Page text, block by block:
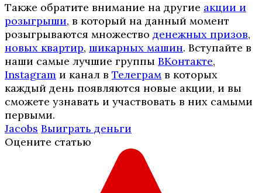
Также обратите внимание на другие акции и
розыгрыши, в который на данный момент
розыгрываются множество денежных призов,
новых квартир, шикарных машин. Вступайте в
наши самые лучшие группы ВКонтакте,
Instagram и канал в Телеграм в которых
каждый день появляются новые акции, и вы
сможете узнавать и участвовать в них самыми
первыми.
Jacobs Выиграть деньги
Оцените статью